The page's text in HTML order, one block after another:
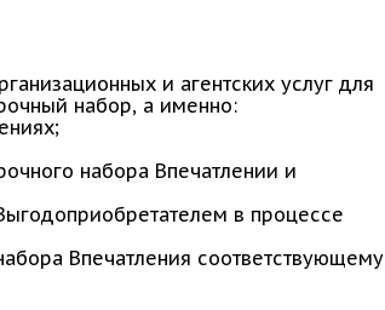
и агентских услуг для
набор, а именно:
набора Впечатлении и
в процессе
Впечатления соответствующему